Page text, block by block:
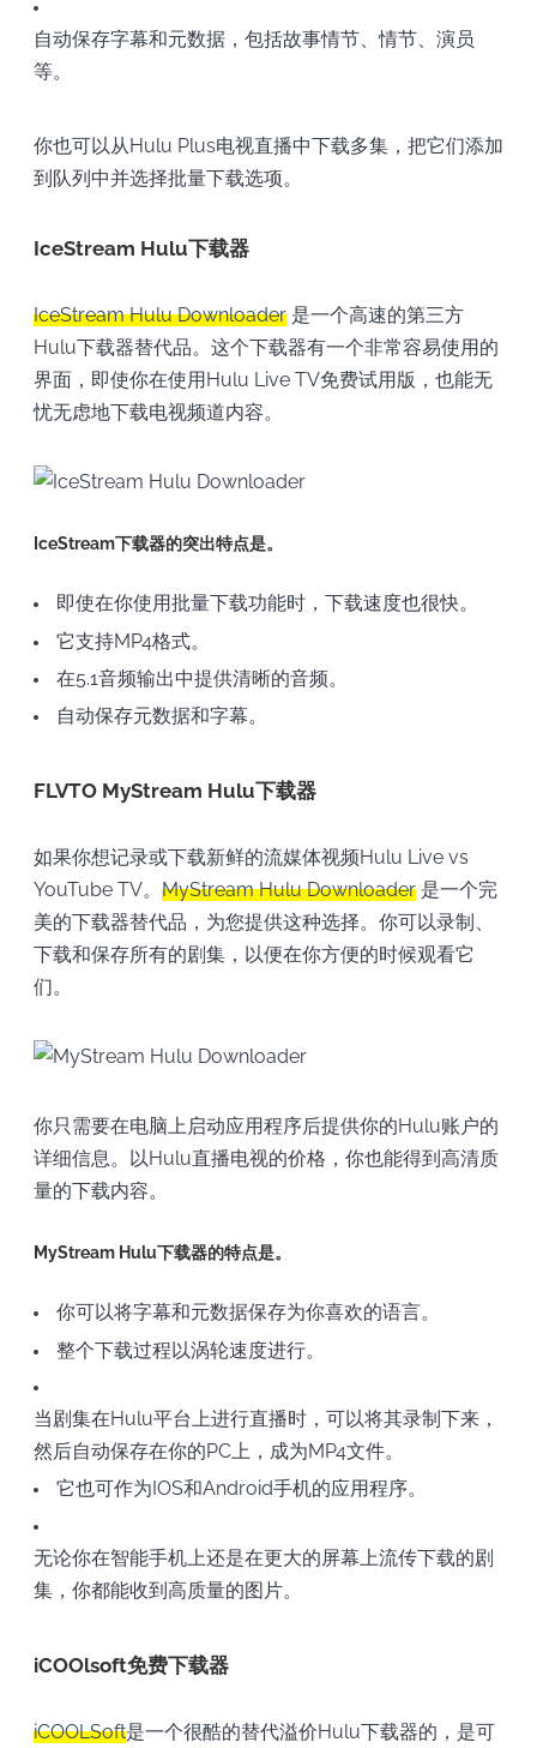
自动保存字幕和元数据，包括故事情节、情节、演员
等。
你也可以从Hulu Plus电视直播中下载多集，把它们添加
到队列中并选择批量下载选项。
IceStream Hulu下载器
IceStream Hulu Downloader是一个高速的第三方
Hulu下载器替代品。这个下载器有一个非常容易使用的
界面，即使你在使用Hulu Live TV免费试用版，也能无
忧无虑地下载电视频道内容。
IceStream下载器的突出特点是。
即使在你使用批量下载功能时，下载速度也很快。
它支持MP4格式。
在5.1音频输出中提供清晰的音频。
自动保存元数据和字幕。
FLVTO MyStream Hulu下载器
如果你想记录或下载新鲜的流媒体视频Hulu Live vs
YouTube TV。 MyStream Hulu Downloader是一个完
美的下载器替代品，为您提供这种选择。你可以录制、
下载和保存所有的剧集，以便在你方便的时候观看它
们。
你只需要在电脑上启动应用程序后提供你的Hulu账户的
详细信息。以Hulu直播电视的价格，你也能得到高清质
量的下载内容。
MyStream Hulu下载器的特点是。
你可以将字幕和元数据保存为你喜欢的语言。
整个下载过程以涡轮速度进行。
当剧集在Hulu平台上进行直播时，可以将其录制下来，
然后自动保存在你的PC上，成为MP4文件。
它也可作为IOS和Android手机的应用程序。
无论你在智能手机上还是在更大的屏幕上流传下载的剧
集，你都能收到高质量的图片。
iCOOlsoft免费下载器
iCOOLSoft是一个很酷的替代溢价Hulu下载器的，是可